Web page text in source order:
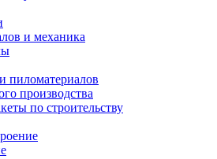
и механика
пиломатериалов
производства
по строительству